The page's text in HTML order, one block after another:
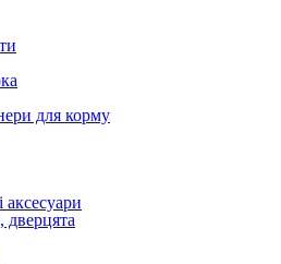
для корму
дверцята